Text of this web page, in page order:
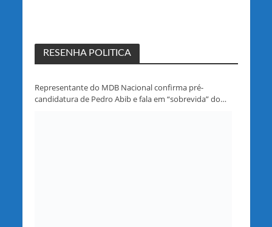
RESENHA POLITICA
Representante do MDB Nacional confirma pré-
candidatura de Pedro Abib e fala em “sobrevida” do